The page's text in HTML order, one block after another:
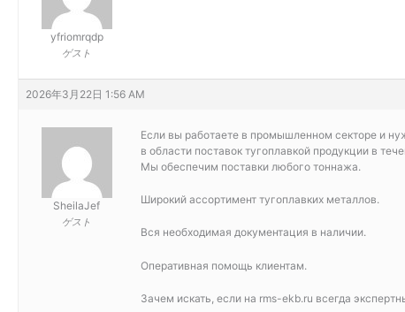
yfriomrqdp
ゲスト
2026年3月22日 1:56 AM
SheilaJef
ゲスト
Если вы работаете в промышленном секторе и
в области поставок тугоплавкой продукции в
Мы обеспечим поставки любого тоннажа.
Широкий ассортимент тугоплавких металлов.
Вся необходимая документация в наличии.
Оперативная помощь клиентам.
Зачем искать, если на rms-ekb.ru всегда